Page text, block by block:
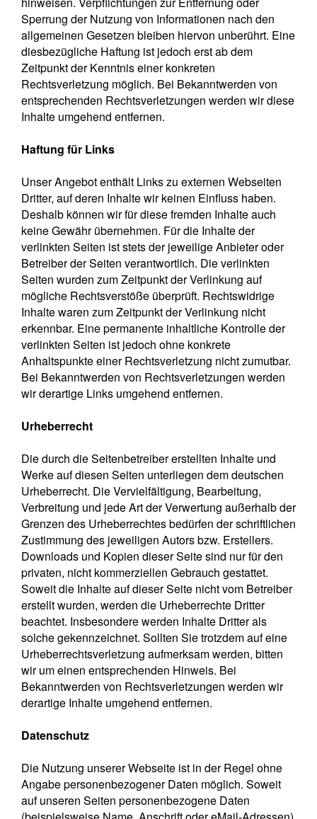
Sperrung der Nutzung von Informationen nach den
allgemeinen Gesetzen bleiben hiervon unberührt. Eine
diesbezügliche Haftung ist jedoch erst ab dem
Zeitpunkt der Kenntnis einer konkreten
Rechtsverletzung möglich. Bei Bekanntwerden von
entsprechenden Rechtsverletzungen werden wir diese
Inhalte umgehend entfernen.
Haftung für Links
Unser Angebot enthält Links zu externen Webseiten
Dritter, auf deren Inhalte wir keinen Einfluss haben.
Deshalb können wir für diese fremden Inhalte auch
keine Gewähr übernehmen. Für die Inhalte der
verlinkten Seiten ist stets der jeweilige Anbieter oder
Betreiber der Seiten verantwortlich. Die verlinkten
Seiten wurden zum Zeitpunkt der Verlinkung auf
mögliche Rechtsverstöße überprüft. Rechtswidrige
Inhalte waren zum Zeitpunkt der Verlinkung nicht
erkennbar. Eine permanente inhaltliche Kontrolle der
verlinkten Seiten ist jedoch ohne konkrete
Anhaltspunkte einer Rechtsverletzung nicht zumutbar.
Bei Bekanntwerden von Rechtsverletzungen werden
wir derartige Links umgehend entfernen.
Urheberrecht
Die durch die Seitenbetreiber erstellten Inhalte und
Werke auf diesen Seiten unterliegen dem deutschen
Urheberrecht. Die Vervielfältigung, Bearbeitung,
Verbreitung und jede Art der Verwertung außerhalb der
Grenzen des Urheberrechtes bedürfen der schriftlichen
Zustimmung des jeweiligen Autors bzw. Erstellers.
Downloads und Kopien dieser Seite sind nur für den
privaten, nicht kommerziellen Gebrauch gestattet.
Soweit die Inhalte auf dieser Seite nicht vom Betreiber
erstellt wurden, werden die Urheberrechte Dritter
beachtet. Insbesondere werden Inhalte Dritter als
solche gekennzeichnet. Sollten Sie trotzdem auf eine
Urheberrechtsverletzung aufmerksam werden, bitten
wir um einen entsprechenden Hinweis. Bei
Bekanntwerden von Rechtsverletzungen werden wir
derartige Inhalte umgehend entfernen.
Datenschutz
Die Nutzung unserer Webseite ist in der Regel ohne
Angabe personenbezogener Daten möglich. Soweit
auf unseren Seiten personenbezogene Daten